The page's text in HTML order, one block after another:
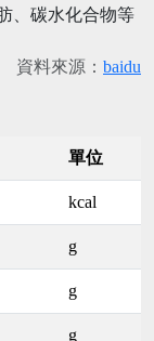
、碳水化合物等
資料來源： baidu
單位
kcal
g
g
g